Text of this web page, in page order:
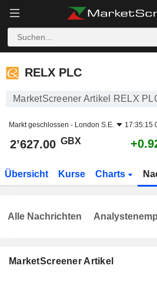
RELX PLC
RELX PLC
MarketScreener Artikel RELX
Markt geschlossen - London S.E. 17:35:15
2’627.00 GBX
Übersicht Kurse Charts
MarketScreener Artikel
Alle Nachrichten